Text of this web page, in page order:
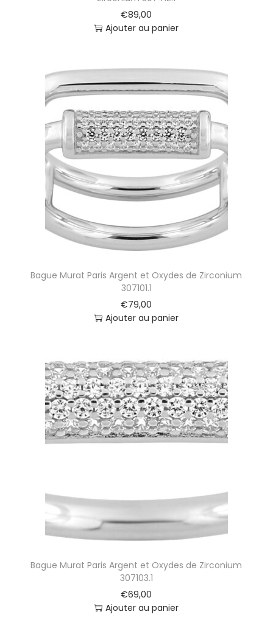
€89,00
Ajouter au panier
Bague Murat Paris Argent et Oxydes de Zirconium
307101.1
€79,00
Ajouter au panier
Bague Murat Paris Argent et Oxydes de Zirconium
307103.1
€69,00
Ajouter au panier